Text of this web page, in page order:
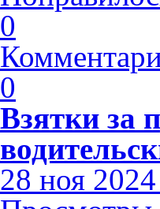
0
0
Взятки за
28 ноя 2024